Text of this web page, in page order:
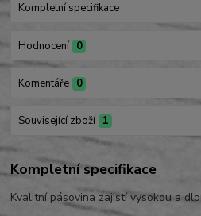
Kompletní specifikace
Hodnocení 0
Komentáře 0
Související zboží 1
Kompletní specifikace
Kvalitní pásovina zajistí vysokou a